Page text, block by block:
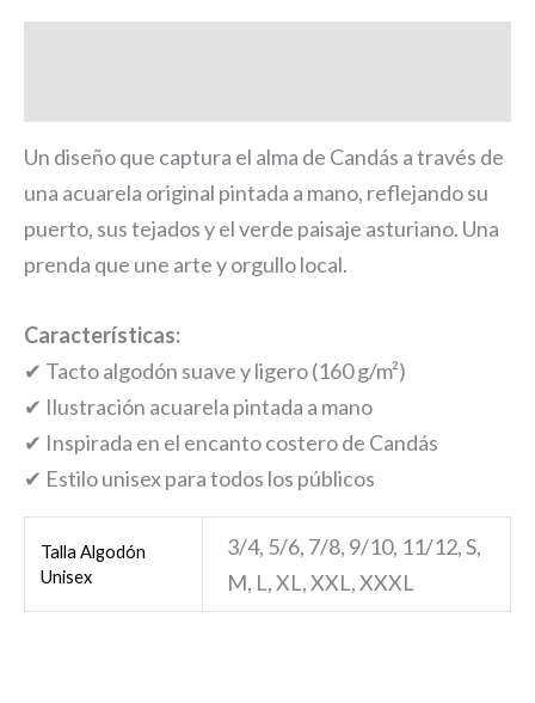
Un diseño que captura el alma de Candás a través de
una acuarela original pintada a mano, reflejando su
puerto, sus tejados y el verde paisaje asturiano. Una
prenda que une arte y orgullo local.
Características:
✔ Tacto algodón suave y ligero (160 g/m²)
✔ Ilustración acuarela pintada a mano
✔ Inspirada en el encanto costero de Candás
✔ Estilo unisex para todos los públicos
Talla Algodón
Unisex
3/4, 5/6, 7/8, 9/10, 11/12, S,
M, L, XL, XXL, XXXL